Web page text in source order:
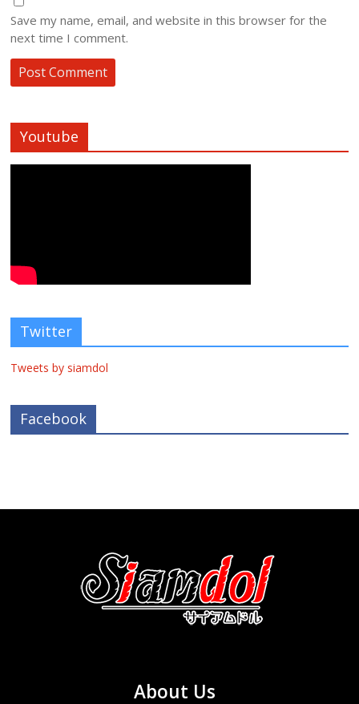
Save my name, email, and website in this browser for the
next time I comment.
Youtube
Twitter
Tweets by siamdol
Facebook
About Us